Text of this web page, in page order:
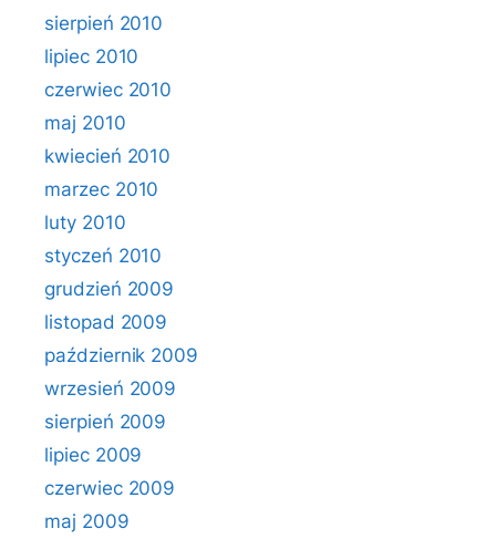
sierpień 2010
lipiec 2010
czerwiec 2010
maj 2010
kwiecień 2010
marzec 2010
luty 2010
styczeń 2010
grudzień 2009
listopad 2009
październik 2009
wrzesień 2009
sierpień 2009
lipiec 2009
czerwiec 2009
maj 2009